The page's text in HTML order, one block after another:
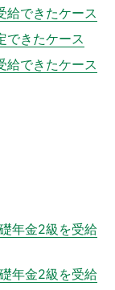
給できたケース
できたケース
給できたケース
年金2級を受給
年金2級を受給